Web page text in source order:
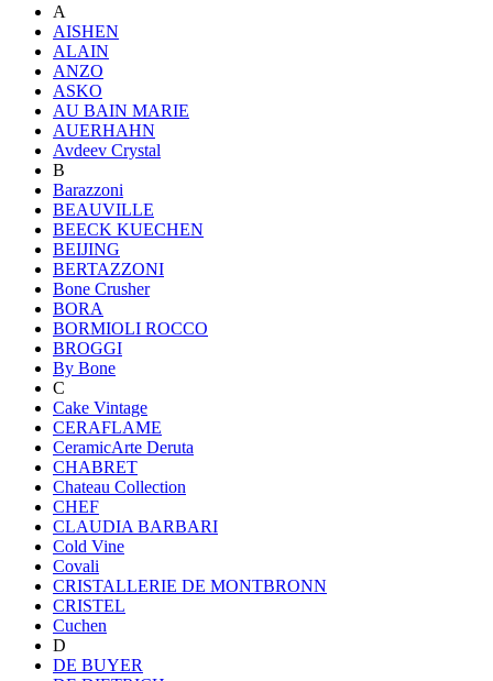
A
AISHEN
ALAIN
ANZO
ASKO
AU BAIN MARIE
AUERHAHN
Avdeev Crystal
B
Barazzoni
BEAUVILLE
BEECK KUECHEN
BEIJING
BERTAZZONI
Bone Crusher
BORA
BORMIOLI ROCCO
BROGGI
By Bone
C
Cake Vintage
CERAFLAME
CeramicArte Deruta
CHABRET
Chateau Collection
CHEF
CLAUDIA BARBARI
Cold Vine
Covali
CRISTALLERIE DE MONTBRONN
CRISTEL
Cuchen
D
DE BUYER